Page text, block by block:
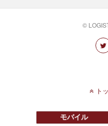
©
ト
モバイル